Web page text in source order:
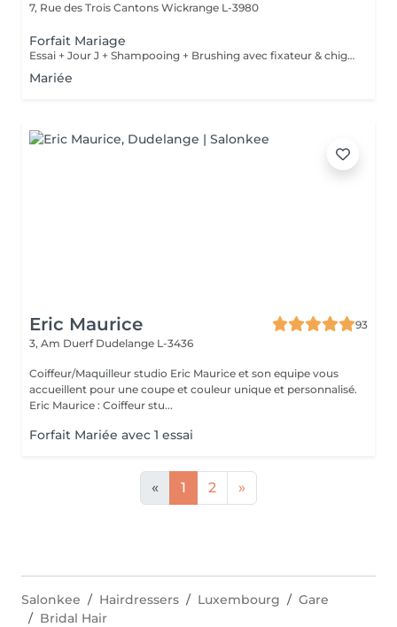
7, Rue des Trois Cantons Wickrange L-3980
Forfait Mariage
Essai + Jour J + Shampooing + Brushing avec fixateur & chignon
Mariée
Eric Maurice
93
3, Am Duerf Dudelange L-3436
Coiffeur/Maquilleur studio Eric Maurice et son equipe vous
accueillent pour une coupe et couleur unique et personnalisé.
Eric Maurice : Coiffeur stu...
Forfait Mariée avec 1 essai
« 1 2 »
Salonkee Hairdressers Luxembourg
Gare
Bridal Hair